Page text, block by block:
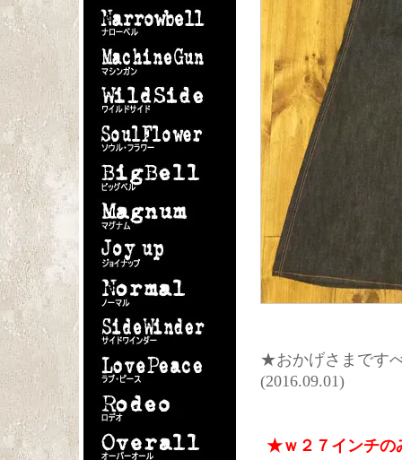
★おかげさまです
(2016.09.01)
★ｗ２７インチの